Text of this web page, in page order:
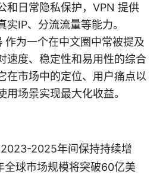
和日常隐私保护，VPN 提供
实IP、分流流量等能力。
为一个在中文圈中常被提及
速度、稳定性和易用性的综合
在市场中的定位、用户痛点以
用场景实现最大化收益。
2025年间保持持续增
全球市场规模将突破60亿美